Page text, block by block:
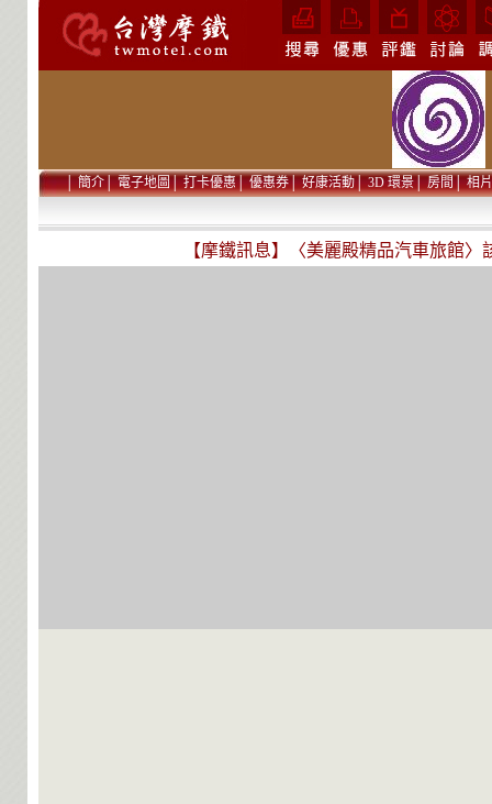
│簡介│電子地圖│打卡優惠│優惠券│好康活動│3D 環景│房間│相片
【摩鐵訊息】〈美麗殿精品汽車旅館